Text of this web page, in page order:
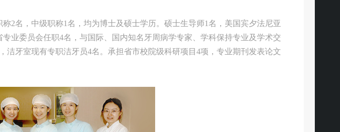
2名，中级职称1名，均为博士及硕士学历。硕士生导师1名，美国宾夕法尼亚
业委员会任职4名，与国际、国内知名牙周病学专家、学科保持专业及学术交
牙室现有专职洁牙员4名。承担省市校院级科研项目4项，专业期刊发表论文